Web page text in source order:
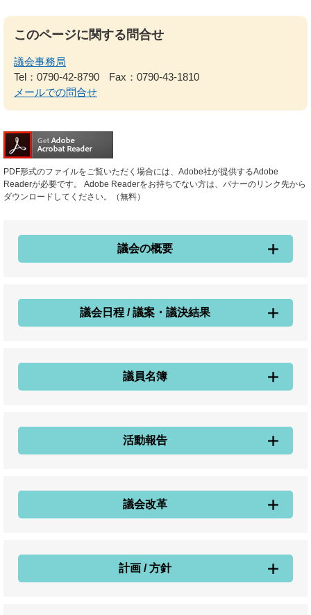
このページに関する問合せ
議会事務局
Tel：0790-42-8790
Fax：0790-43-1810
メールでの問合せ
PDF形式のファイルをご覧いただく場合には、Adobe社が提供するAdobe
Readerが必要です。
Adobe Readerをお持ちでない方は、バナーのリンク先から
ダウンロードしてください。（無料）
議会の概要
議会日程 / 議案・議決結果
議員名簿
活動報告
議会改革
計画 / 方針